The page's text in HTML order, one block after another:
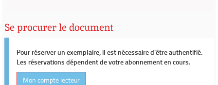
Se procurer le document
Pour réserver un exemplaire, il est nécessaire d'être authentifié.
Les réservations dépendent de votre abonnement en cours.
Mon compte lecteur